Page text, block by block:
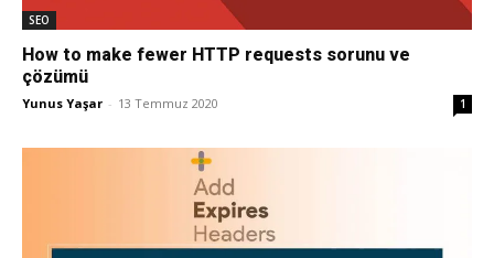
SEO
How to make fewer HTTP requests sorunu ve
çözümü
Yunus Yaşar - 13 Temmuz 2020 1